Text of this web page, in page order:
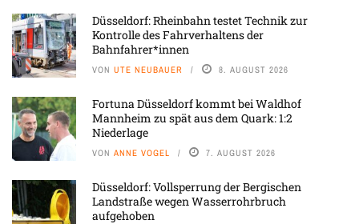
Düsseldorf: Rheinbahn testet Technik zur
Kontrolle des Fahrverhaltens der
Bahnfahrer*innen
VON UTE NEUBAUER 8. AUGUST 2026
Fortuna Düsseldorf kommt bei Waldhof
Mannheim zu spät aus dem Quark: 1:2
Niederlage
VON ANNE VOGEL 7. AUGUST 2026
Düsseldorf: Vollsperrung der Bergischen
Landstraße wegen Wasserrohrbruch
aufgehoben